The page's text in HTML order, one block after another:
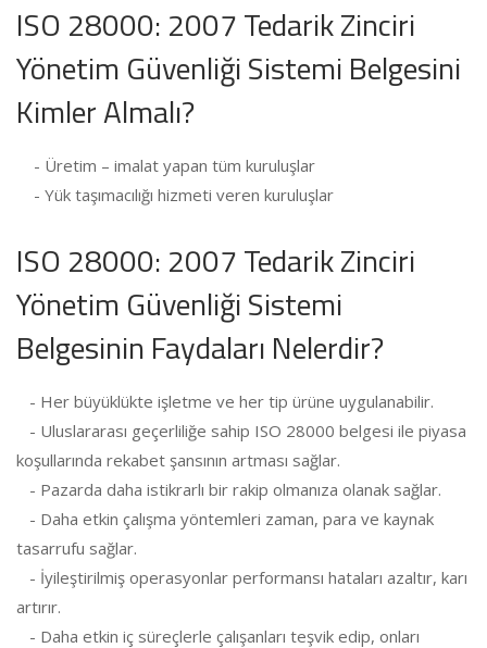
ISO 28000: 2007 Tedarik Zinciri
Yönetim Güvenliği Sistemi Belgesini
Kimler Almalı?
- Üretim – imalat yapan tüm kuruluşlar
- Yük taşımacılığı hizmeti veren kuruluşlar
ISO 28000: 2007 Tedarik Zinciri
Yönetim Güvenliği Sistemi
Belgesinin Faydaları Nelerdir?
- Her büyüklükte işletme ve her tip ürüne uygulanabilir.
- Uluslararası geçerliliğe sahip ISO 28000 belgesi ile piyasa
koşullarında rekabet şansının artması sağlar.
- Pazarda daha istikrarlı bir rakip olmanıza olanak sağlar.
- Daha etkin çalışma yöntemleri zaman, para ve kaynak
tasarrufu sağlar.
- İyileştirilmiş operasyonlar performansı hataları azaltır, karı
artırır.
- Daha etkin iç süreçlerle çalışanları teşvik edip, onları